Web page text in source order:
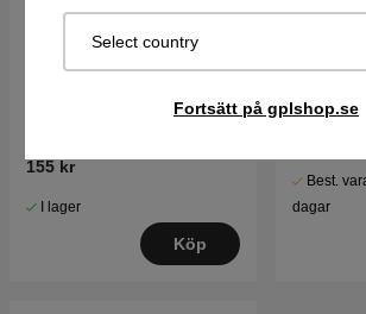
Select country
Fortsätt på gplshop.se
155 kr
I lager
Köp
Best.
dagar